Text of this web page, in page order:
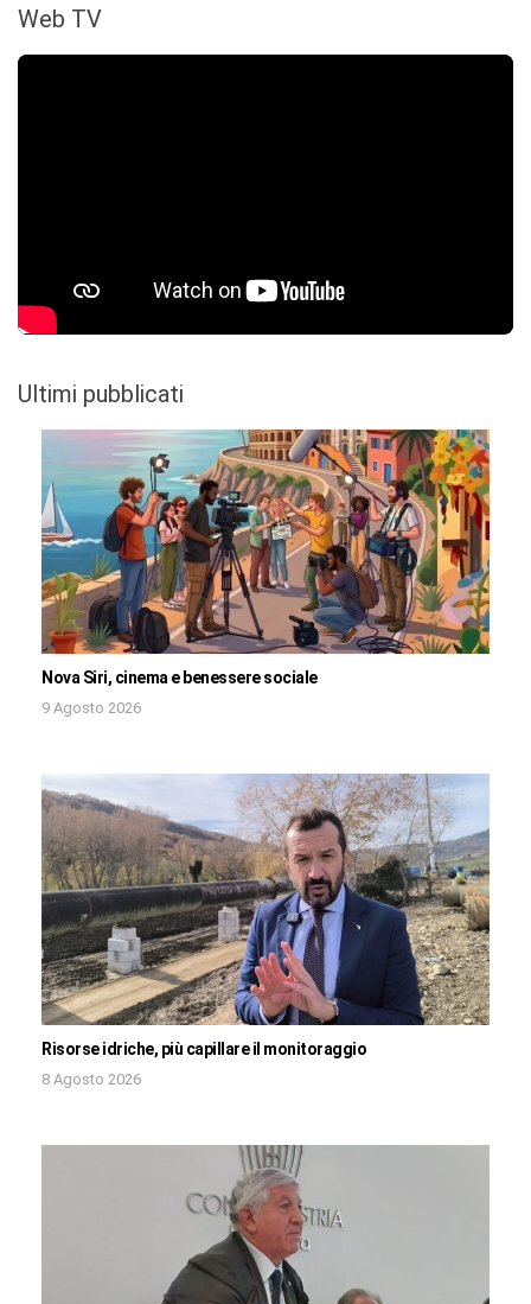
Web TV
Ultimi pubblicati
Nova Siri, cinema e benessere sociale
9 Agosto 2026
Risorse idriche, più capillare il monitoraggio
8 Agosto 2026